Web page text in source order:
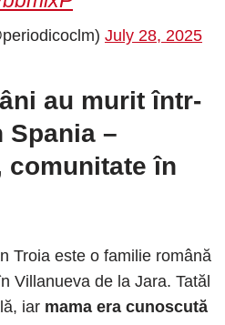
July 28, 2025
au murit într-
Spania –
comunitate în
Troia este o familie română
Villanueva de la Jara. Tatăl
iar mama era cunoscută